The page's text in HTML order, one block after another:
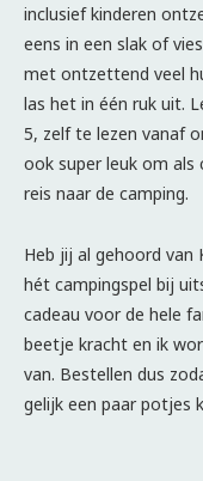
inclusief kinderen
eens in een slak of
met ontzettend veel
las het in één ruk uit.
5, zelf te lezen vanaf
ook super leuk om als
reis naar de camping.
Heb jij al gehoord
hét campingspel bij
cadeau voor de hele
beetje kracht en ik
van. Bestellen dus
gelijk een paar potjes